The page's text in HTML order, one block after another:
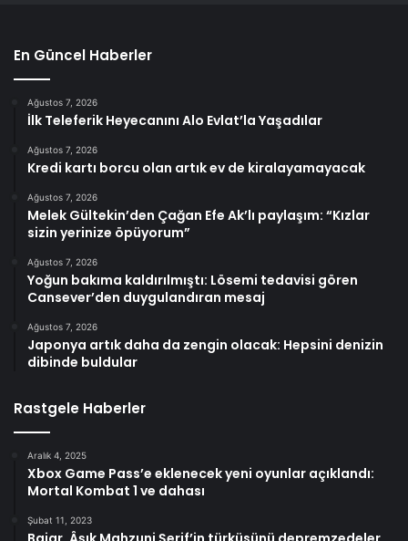
En Güncel Haberler
Ağustos 7, 2026
İlk Teleferik Heyecanını Alo Evlat’la Yaşadılar
Ağustos 7, 2026
Kredi kartı borcu olan artık ev de kiralayamayacak
Ağustos 7, 2026
Melek Gültekin’den Çağan Efe Ak’lı paylaşım: “Kızlar
sizin yerinize öpüyorum”
Ağustos 7, 2026
Yoğun bakıma kaldırılmıştı: Lösemi tedavisi gören
Cansever’den duygulandıran mesaj
Ağustos 7, 2026
Japonya artık daha da zengin olacak: Hepsini denizin
dibinde buldular
Rastgele Haberler
Aralık 4, 2025
Xbox Game Pass’e eklenecek yeni oyunlar açıklandı:
Mortal Kombat 1 ve dahası
Şubat 11, 2023